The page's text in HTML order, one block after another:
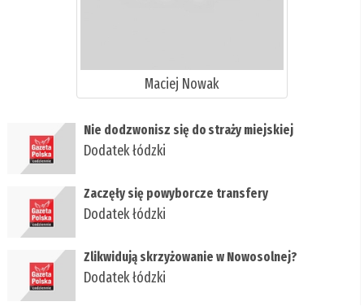
Maciej Nowak
Nie dodzwonisz się do straży miejskiej
Dodatek łódzki
Zaczęły się powyborcze transfery
Dodatek łódzki
Zlikwidują skrzyżowanie w Nowosolnej?
Dodatek łódzki